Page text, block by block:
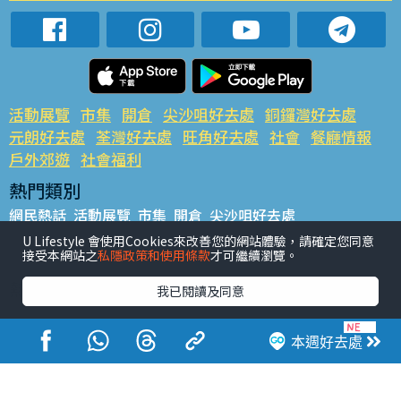
本週好去處
活動展覽 市集 開倉 尖沙咀好去處 銅鑼灣好去處
元朗好去處 荃灣好去處 旺角好去處 社會 餐廳情報
戶外郊遊 社會福利
熱門類別
網民熱話 活動展覽 市集 開倉 尖沙咀好去處
銅鑼灣好去處 元朗好去處 荃灣好去處 旺角好去處 社會
餐廳情報 戶外郊遊
熱門標籤
#UGO搵好去處 #人氣活動推介 #美食社群熱話
#親子玩樂好去處
#ULifestyle應用程式
#限時搶
#UJetso禮物放送
#ULifestyle商戶中心 #著數 #網絡熱話
U Lifestyle 會使用Cookies來改善您的網站體驗，請確定您同意
接受本網站之私隱政策和使用條款才可繼續瀏覽。
我已閱讀及同意